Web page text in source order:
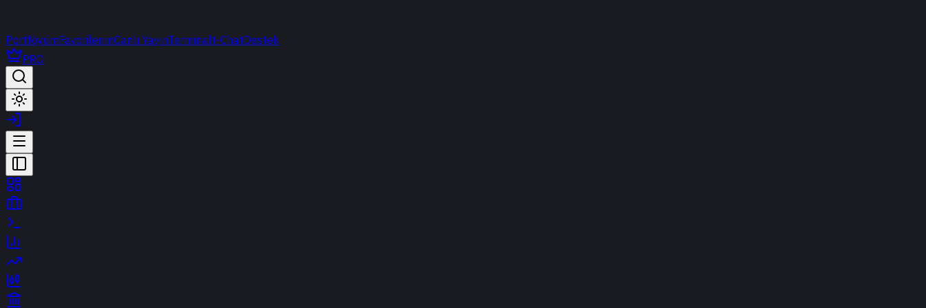
PortföyümFavorilerimCanlı YayınTerminalt-ChatDestek
PRO